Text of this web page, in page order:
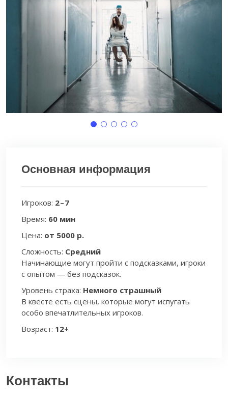
Основная информация
Игроков: 2 – 7
Время: 60 мин
Цена: от 5000 р.
Сложность: Средний
Начинающие могут пройти с подсказками, игроки
с опытом — без подсказок.
Уровень страха: Немного страшный
В квесте есть сцены, которые могут испугать
особо впечатлительных игроков.
Возраст: 12+
Контакты